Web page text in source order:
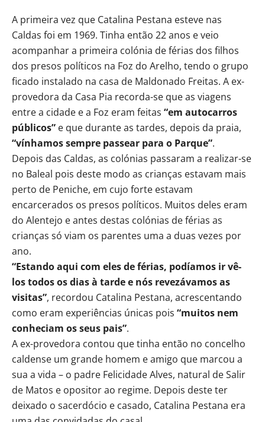
A primeira vez que Catalina Pestana esteve nas
Caldas foi em 1969. Tinha então 22 anos e veio
acompanhar a primeira colónia de férias dos filhos
dos presos políticos na Foz do Arelho, tendo o grupo
ficado instalado na casa de Maldonado Freitas. A ex-
provedora da Casa Pia recorda-se que as viagens
entre a cidade e a Foz eram feitas “em autocarros
públicos” e que durante as tardes, depois da praia,
“vínhamos sempre passear para o Parque”.
Depois das Caldas, as colónias passaram a realizar-se
no Baleal pois deste modo as crianças estavam mais
perto de Peniche, em cujo forte estavam
encarcerados os presos políticos. Muitos deles eram
do Alentejo e antes destas colónias de férias as
crianças só viam os parentes uma a duas vezes por
ano.
“Estando aqui com eles de férias, podíamos ir vê-
los todos os dias à tarde e nós revezávamos as
visitas”, recordou Catalina Pestana, acrescentando
como eram experiências únicas pois “muitos nem
conheciam os seus pais”.
A ex-provedora contou que tinha então no concelho
caldense um grande homem e amigo que marcou a
sua a vida – o padre Felicidade Alves, natural de Salir
de Matos e opositor ao regime. Depois deste ter
deixado o sacerdócio e casado, Catalina Pestana era